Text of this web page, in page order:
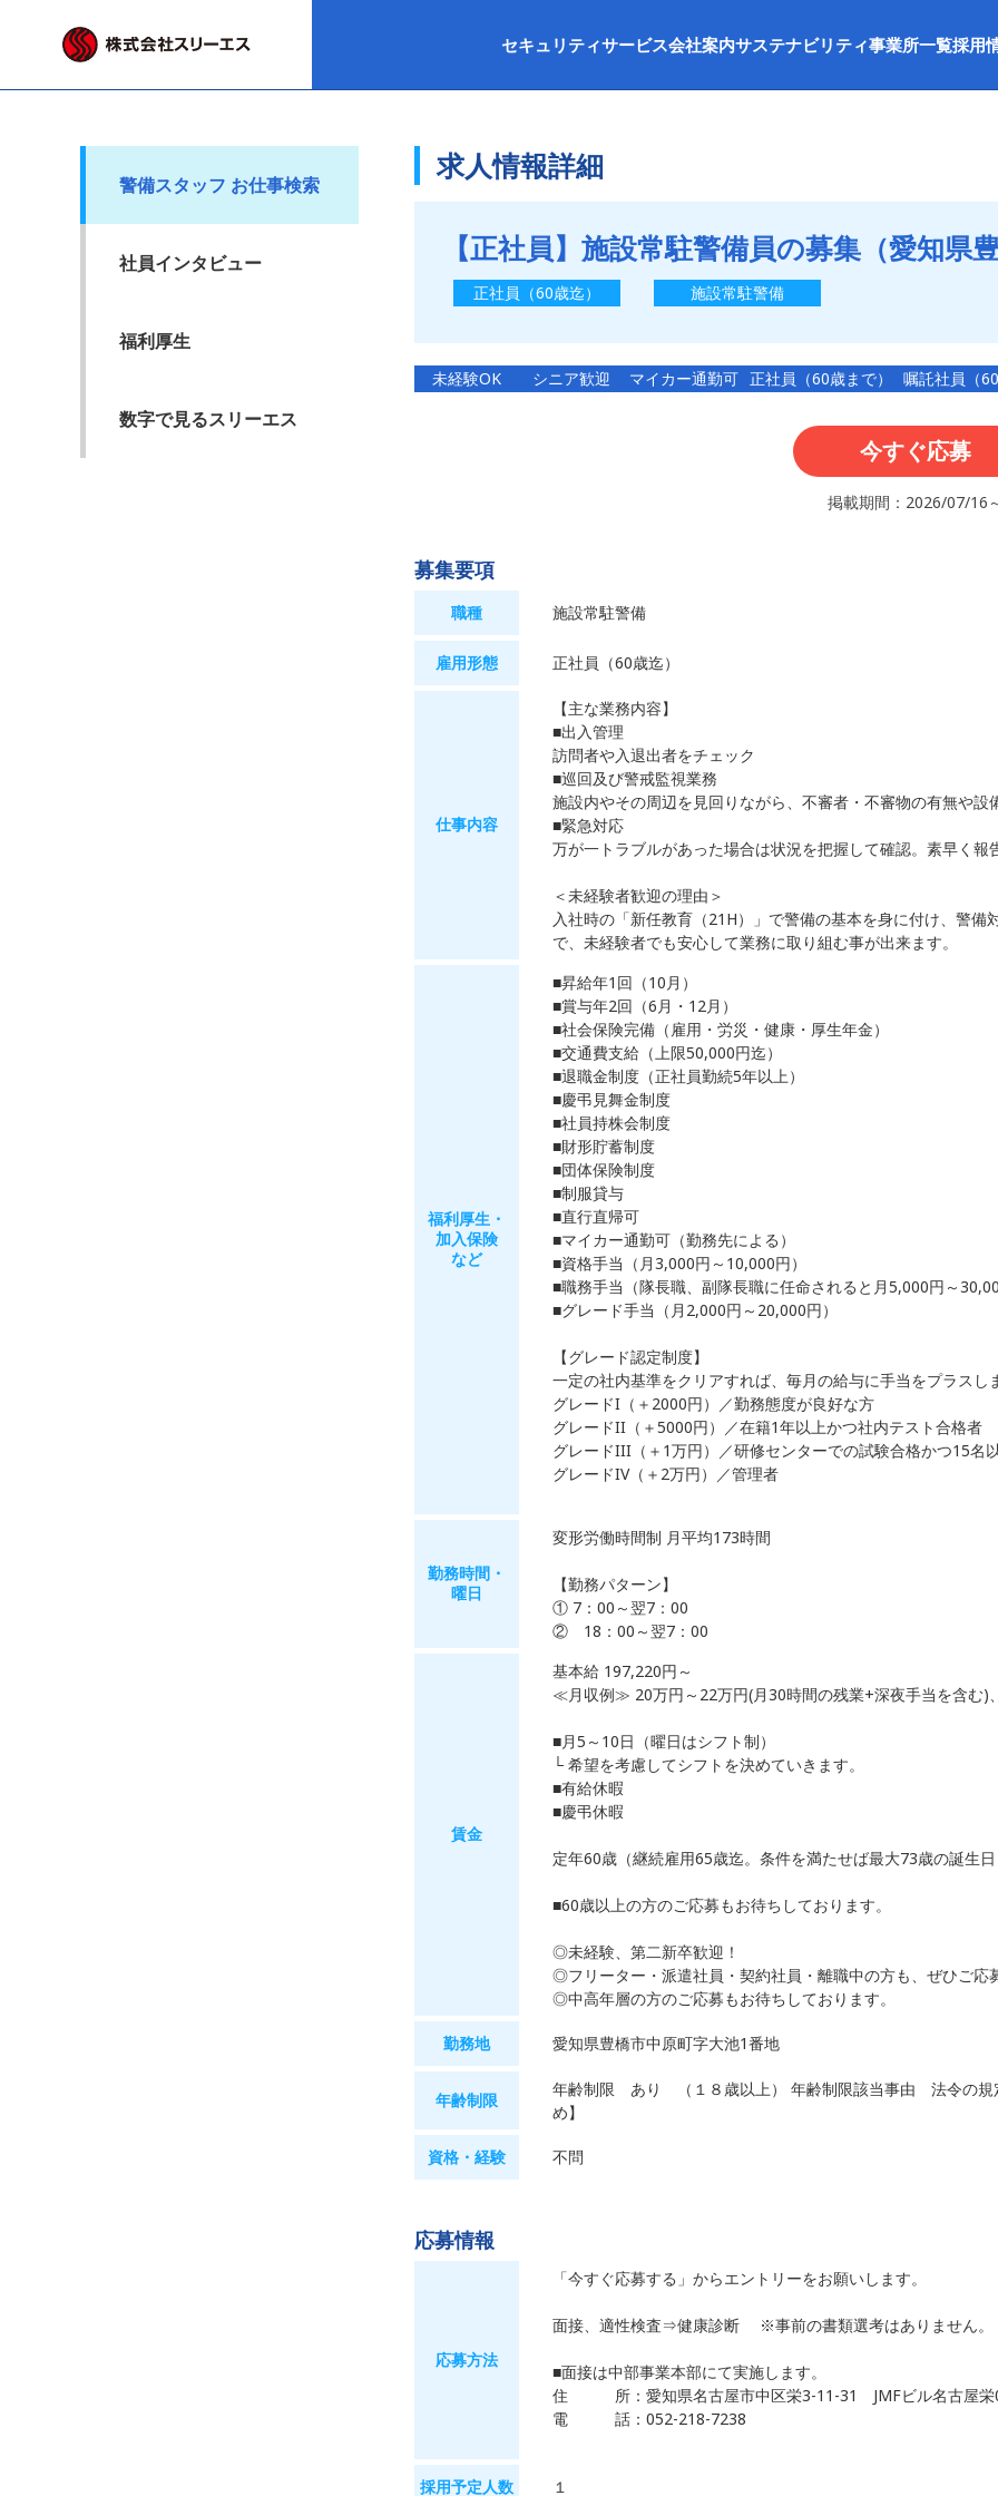
セキュリティサービス会社案内サステナビリティ事業所一覧採用
警備スタッフ お仕事検索
社員インタビュー
福利厚生
数字で見るスリーエス
求人情報詳細
【正社員】施設常駐警備員の募集（愛知県豊
正社員（60歳迄） 施設常駐警備
未経験OK シニア歓迎 マイカー通勤可 正社員（60歳まで） 嘱託社員（60
今すぐ応募
掲載期間：2026/07/16
募集要項
職種 施設常駐警備
雇用形態 正社員（60歳迄）
仕事内容
【主な業務内容】
■出入管理
訪問者や入退出者をチェック
■巡回及び警戒監視業務
施設内やその周辺を見回りながら、不審者・不審物の有無や設
■緊急対応
万が一トラブルがあった場合は状況を把握して確認。素早く報
＜未経験者歓迎の理由＞
入社時の「新任教育（21H）」で警備の基本を身に付け、警
で、未経験者でも安心して業務に取り組む事が出来ます。
福利厚生・
加入保険
など
■昇給年1回（10月）
■賞与年2回（6月・12月）
■社会保険完備（雇用・労災・健康・厚生年金）
■交通費支給（上限50,000円迄）
■退職金制度（正社員勤続5年以上）
■慶弔見舞金制度
■社員持株会制度
■財形貯蓄制度
■団体保険制度
■制服貸与
■直行直帰可
■マイカー通勤可（勤務先による）
■資格手当（月3,000円～10,000円）
■職務手当（隊長職、副隊長職に任命されると月5,000円～
■グレード手当（月2,000円～20,000円）
【グレード認定制度】
一定の社内基準をクリアすれば、毎月の給与に手当をプラスし
グレードI（＋2000円）／勤務態度が良好な方
グレードII（＋5000円）／在籍1年以上かつ社内テスト合格者
グレードIII（＋1万円）／研修センターでの試験合格かつ15名
グレードIV（＋2万円）／管理者
勤務時間・
曜日
変形労働時間制 月平均173時間
【勤務パターン】
① 7：00～翌7：00
② 18：00～翌7：00
賃金
基本給 197,220円～
≪月収例≫ 20万円～22万円(月30時間の残業+深夜手当を含む)
■月5～10日（曜日はシフト制）
└ 希望を考慮してシフトを決めていきます。
■有給休暇
■慶弔休暇
定年60歳（継続雇用65歳迄。条件を満たせば最大73歳の誕生日
■60歳以上の方のご応募もお待ちしております。
◎未経験、第二新卒歓迎！
◎フリーター・派遣社員・契約社員・離職中の方も、ぜひご応
◎中高年層の方のご応募もお待ちしております。
勤務地 愛知県豊橋市中原町字大池1番地
年齢制限
年齢制限 あり （１８歳以上） 年齢制限該当事由 法令の規
め】
資格・経験 不問
応募情報
応募方法
「今すぐ応募する」からエントリーをお願いします。
面接、適性検査⇒健康診断 ※事前の書類選考はありません。
■面接は中部事業本部にて実施します。
住 所：愛知県名古屋市中区栄3-11-31 JMFビル名古屋
電 話：052-218-7238
採用予定人数 １